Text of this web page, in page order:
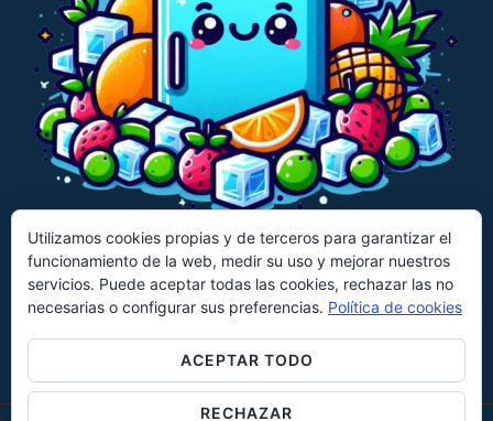
CECOTEC CANDY HISENSE
KLARSTEIN UNIVERSALBLUE
EVVO KESSER
Utilizamos cookies propias y de terceros para garantizar el
funcionamiento de la web, medir su uso y mejorar nuestros
servicios. Puede aceptar todas las cookies, rechazar las no
necesarias o configurar sus preferencias. Política de cookies
ACEPTAR TODO
RECHAZAR